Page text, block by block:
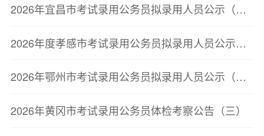
2026年宜昌市考试录用公务员拟录用人员公示（第二批）
2026年度孝感市考试录用公务员拟录用人员公示（第二批）
2026年鄂州市考试录用公务员拟录用人员公示（第三批）
2026年黄冈市考试录用公务员体检考察公告（三）